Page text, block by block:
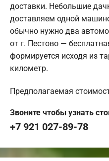
доставки. Небольшие
доставляем одной
обычно нужно два
от г. Пестово —
формируется исходя из
километр.
Предполагаемая
Звоните чтобы узнать
+7 921 027-89-78